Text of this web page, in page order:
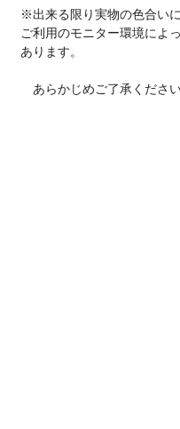
※出来る限り実物の色合い
ご利用のモニター環境によ
あります。
あらかじめご了承ください